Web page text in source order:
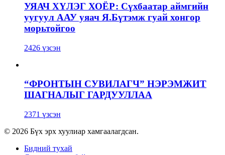
УЯАЧ ХҮЛЭГ ХОЁР: Сүхбаатар аймгийн
уугуул ААУ уяач Я.Бүтэмж гуай хонгор
морьтойгоо
2426 үзсэн
“ФРОНТЫН СУВИЛАГЧ” НЭРЭМЖИТ
ШАГНАЛЫГ ГАРДУУЛЛАА
2371 үзсэн
© 2026 Бүх эрх хуулиар хамгаалагдсан.
Бидний тухай